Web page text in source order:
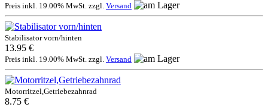
Preis inkl. 19.00% MwSt. zzgl. Versand
Stabilisator vorn/hinten
13.95 €
Preis inkl. 19.00% MwSt. zzgl. Versand
Motorritzel,Getriebezahnrad
8.75 €